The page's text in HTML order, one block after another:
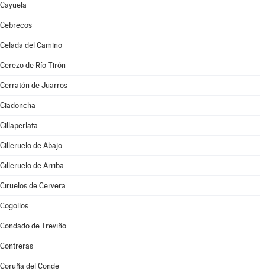
Cayuela
Cebrecos
Celada del Camino
Cerezo de Río Tirón
Cerratón de Juarros
Ciadoncha
Cillaperlata
Cilleruelo de Abajo
Cilleruelo de Arriba
Ciruelos de Cervera
Cogollos
Condado de Treviño
Contreras
Coruña del Conde